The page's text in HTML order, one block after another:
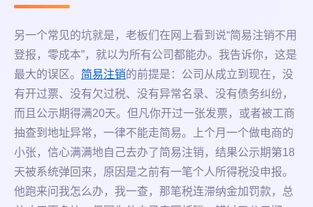
另一个常见的坑就是，老板们在网上看到说“简易注销不用
登报，零成本”，就以为所有公司都能办。我告诉你，这是
最大的误区。 简易注销的前提是：公司从成立到现在，没
有开过票、没有欠过税、没有异常名录、没有债务纠纷，
而且公示期得满20天。但凡你开过一张发票，或者被工商
抽查到地址异常，一律不能走简易。上个月一个做电商的
小张，信心满满地自己去办了简易注销，结果公示期第18
天被系统弹回来，原因是之前有一笔个人所得税没申报。
他跑来问我怎么办，我一查，那笔税连滞纳金加罚款，总